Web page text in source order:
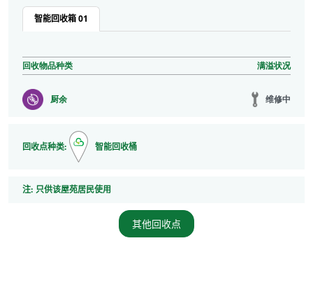
智能回收箱 01
回收物品种类 满溢状况
厨余 维修中
回收点种类: 智能回收桶
注: 注
只供该屋苑居民使用
其他回收点